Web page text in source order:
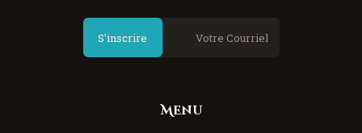
S'inscrire
Menu